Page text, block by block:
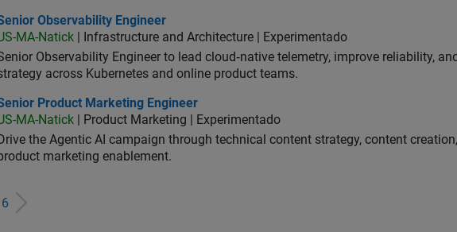
Observability Engineer
Observability Engineer
MA-Natick | Infrastructure and Architecture | Experimentado
Observability Engineer to lead cloud‑native telemetry, improve reliability,
across Kubernetes and online product teams.
Product Marketing Engineer
Product Marketing Engineer
MA-Natick | Product Marketing | Experimentado
Drive the Agentic AI campaign through technical content strategy, content
marketing enablement.
6